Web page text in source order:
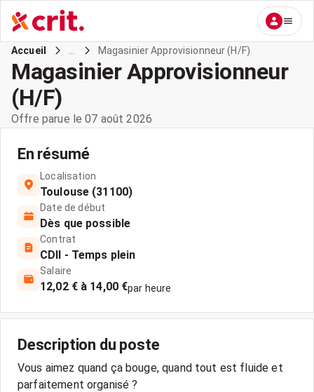
Accueil Magasinier Approvisionneur (H/F)
Magasinier Approvisionneur
(H/F)
Offre parue le 07 août 2026
En résumé
Localisation
Toulouse (31100)
Date de début
Dès que possible
Contrat
CDII - Temps plein
Salaire
12,02 € à 14,00 €par heure
Description du poste
Vous aimez quand ça bouge, quand tout est fluide et
parfaitement organisé ?